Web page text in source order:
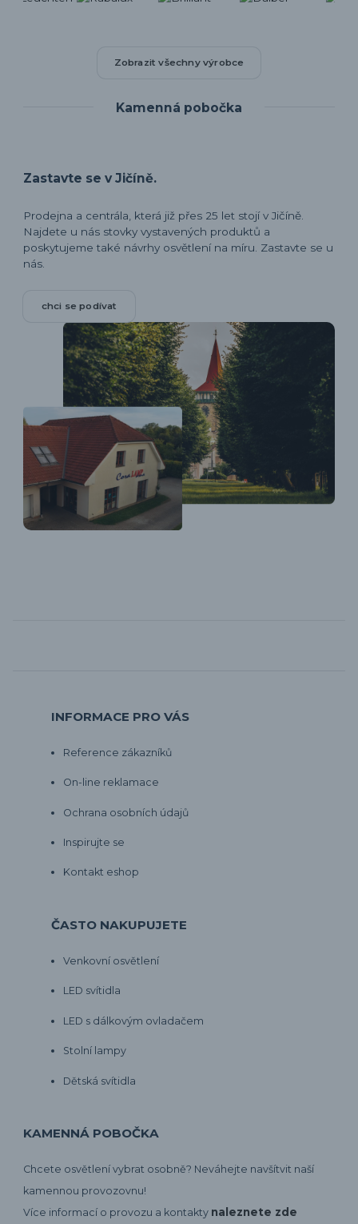
Zobrazit všechny výrobce
Kamenná pobočka
Zastavte se v Jičíně.
Prodejna a centrála, která již přes 25 let stojí v Jičíně.
Najdete u nás stovky vystavených produktů a
poskytujeme také návrhy osvětlení na míru. Zastavte se u
nás.
chci se podívat
INFORMACE PRO VÁS
Reference zákazníků
On-line reklamace
Ochrana osobních údajů
Inspirujte se
Kontakt eshop
ČASTO NAKUPUJETE
Venkovní osvětlení
LED svítidla
LED s dálkovým ovladačem
Stolní lampy
Dětská svítidla
KAMENNÁ POBOČKA
Chcete osvětlení vybrat osobně? Neváhejte navšítvit naší
kamennou provozovnu!
Více informací o provozu a kontakty naleznete zde